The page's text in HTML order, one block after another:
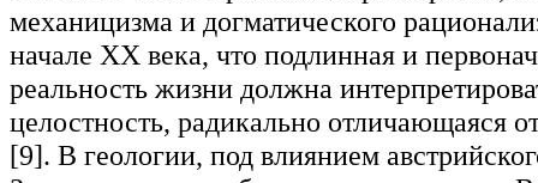
механицизма и догматического
начале XX века, что подлинная и
реальность жизни должна
целостность, радикально отличающаяся
[9]. В геологии, под влиянием